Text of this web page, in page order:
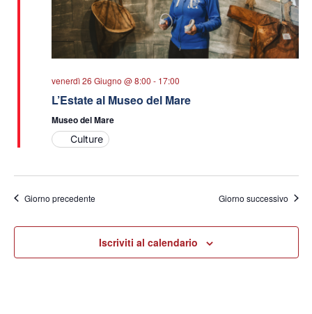
venerdì 26 Giugno @ 8:00 - 17:00
L’Estate al Museo del Mare
Museo del Mare
Culture
Giorno precedente Giorno successivo
Iscriviti al calendario